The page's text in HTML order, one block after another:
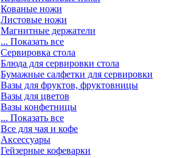
Кованые ножи
Листовые ножи
Магнитные держатели
... Показать все
Сервировка стола
Блюда для сервировки стола
Бумажные салфетки для сервировки
Вазы для фруктов, фруктовницы
Вазы для цветов
Вазы конфетницы
... Показать все
Все для чая и кофе
Аксессуары
Гейзерные кофеварки